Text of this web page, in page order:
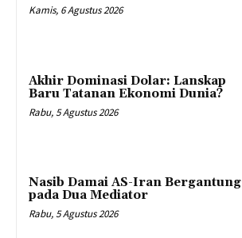
Kamis, 6 Agustus 2026
Akhir Dominasi Dolar: Lanskap
Baru Tatanan Ekonomi Dunia?
Rabu, 5 Agustus 2026
Nasib Damai AS-Iran Bergantung
pada Dua Mediator
Rabu, 5 Agustus 2026